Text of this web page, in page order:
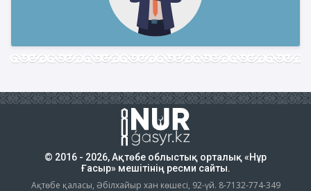
© 2016 - 2026, Ақтөбе облыстық орталық «Нұр
Ғасыр» мешітінің ресми сайты.
Ақтөбе қаласы, Әбілхайыр хан көшесі, 92-үй. 8-7132-774-349